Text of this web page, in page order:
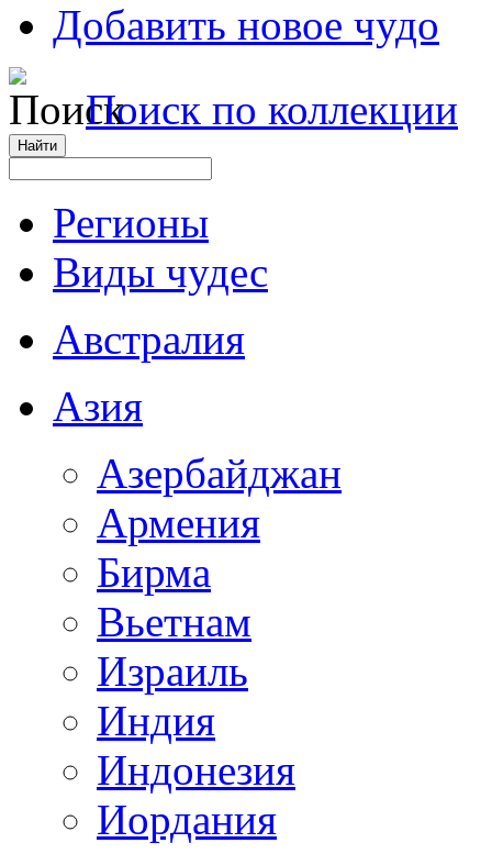
Добавить новое чудо
Поиск по коллекции
Регионы
Виды чудес
Австралия
Азия
Азербайджан
Армения
Бирма
Вьетнам
Израиль
Индия
Индонезия
Иордания